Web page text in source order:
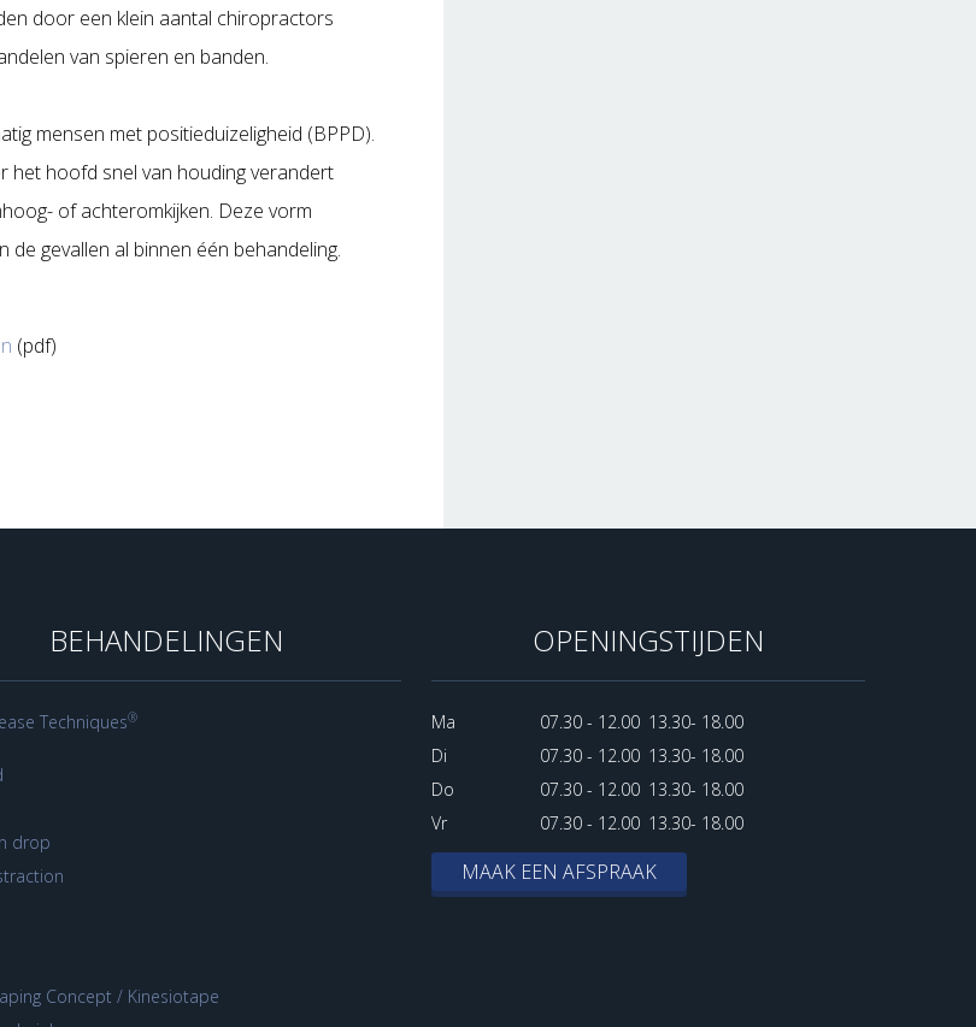
door een klein aantal chiropractors
van spieren en banden.
mensen met positieduizeligheid (BPPD).
het hoofd snel van houding verandert
of achteromkijken. Deze vorm
gevallen al binnen één behandeling.
(pdf)
BEHANDELINGEN
Techniques®
drop
Concept / Kinesiotape
OPENINGSTIJDEN
Ma 07.30 - 12.00 13.30- 18.00
Di
07.30 - 12.00 13.30- 18.00
Do
07.30 - 12.00 13.30- 18.00
Vr
07.30 - 12.00 13.30- 18.00
MAAK EEN AFSPRAAK